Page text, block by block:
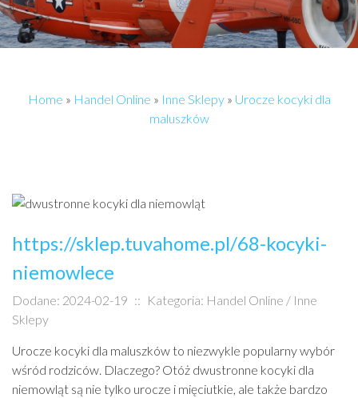
Home » Handel Online » Inne Sklepy» Urocze kocyki dla
maluszków
https://sklep.tuvahome.pl/68-kocyki-
niemowlece
Dodane: 2024-02-19 :: Kategoria: Handel Online / Inne
Sklepy
Urocze kocyki dla maluszków to niezwykle popularny wybór
wśród rodziców. Dlaczego? Otóż dwustronne kocyki dla
niemowląt są nie tylko urocze i mięciutkie, ale także bardzo